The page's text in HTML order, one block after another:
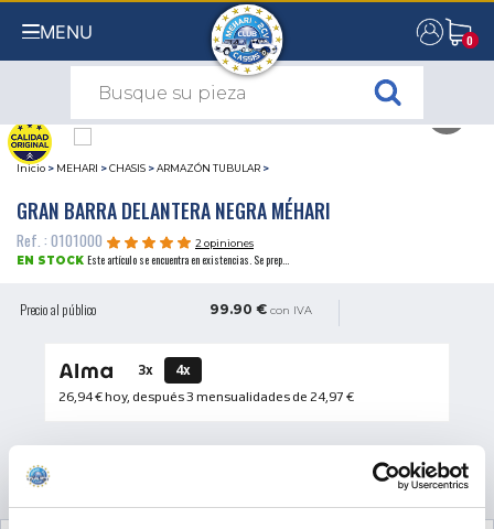
MENU 0
0
Inicio > MEHARI >CHASIS >ARMAZÓN TUBULAR >
GRAN BARRA DELANTERA NEGRA MÉHARI
Ref. : 0101000
2 opiniones
EN STOCK Este artículo se encuentra en existencias. Se prep...
Precio al público 99.90 € con IVA
3x
4x
26,94 €hoy, después 3 mensualidades de 24,97 €